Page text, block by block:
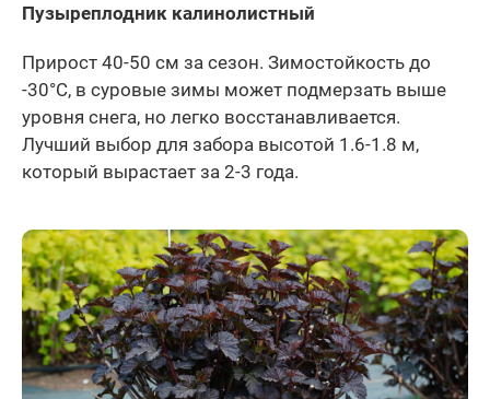
Пузыреплодник калинолистный
Прирост 40-50 см за сезон. Зимостойкость до
-30°C, в суровые зимы может подмерзать выше
уровня снега, но легко восстанавливается.
Лучший выбор для забора высотой 1.6-1.8 м,
который вырастает за 2-3 года.